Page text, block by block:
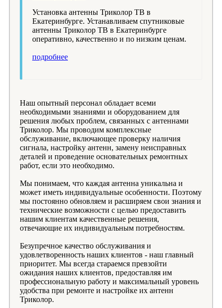
Установка антенны Триколор ТВ в
Екатеринбурге. Устанавливаем спутниковые
антенны Триколор ТВ в Екатеринбурге
оперативно, качественно и по низким ценам.
подробнее
Наш опытный персонал обладает всеми
необходимыми знаниями и оборудованием для
решения любых проблем, связанных с антеннами
Триколор. Мы проводим комплексные
обслуживание, включающее проверку наличия
сигнала, настройку антенн, замену неисправных
деталей и проведение основательных ремонтных
работ, если это необходимо.
Мы понимаем, что каждая антенна уникальна и
может иметь индивидуальные особенности. Поэтому
мы постоянно обновляем и расширяем свои знания и
технические возможности с целью предоставить
нашим клиентам качественные решения,
отвечающие их индивидуальным потребностям.
Безупречное качество обслуживания и
удовлетворенность наших клиентов - наш главный
приоритет. Мы всегда стараемся превзойти
ожидания наших клиентов, предоставляя им
профессиональную работу и максимальный уровень
удобства при ремонте и настройке их антенн
Триколор.